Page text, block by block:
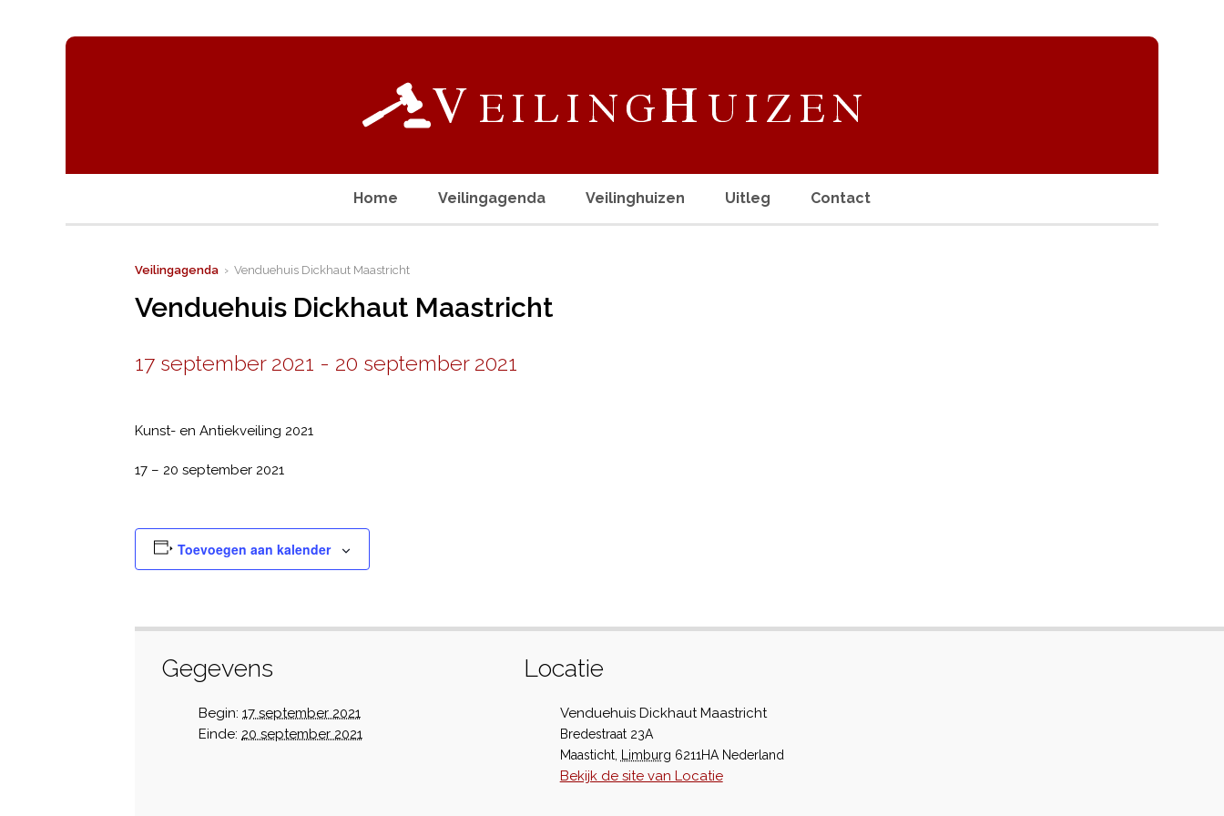
Home Veilingagenda Veilinghuizen Uitleg Contact
Veilingagenda › Venduehuis Dickhaut Maastricht
Venduehuis Dickhaut Maastricht
17 september 2021 - 20 september 2021
Kunst- en Antiekveiling 2021
17 – 20 september 2021
Toevoegen aan kalender
Gegevens
Begin: 17 september 2021
Einde: 20 september 2021
Locatie
Venduehuis Dickhaut Maastricht
Bredestraat 23A
Maasticht, Limburg 6211HA Nederland
Bekijk de site van Locatie